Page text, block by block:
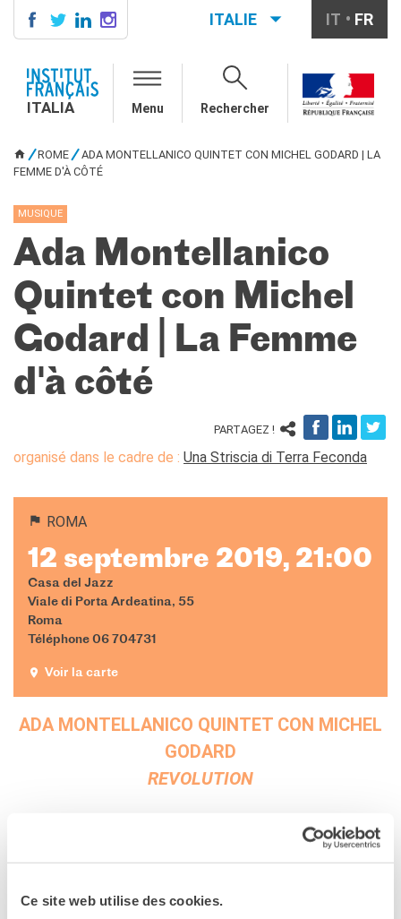
Ce site web utilise des cookies.
ÉCOLE & UNIVERSITÉ
Coopération universitaire
QUI SOMMES-NOUS ?
Contacts
Offres d'emplois/stages
RECHERCHER
ITALIE IT FR
ITALIA Menu Rechercher
VOUS ÊTES ICI
ROME
ADA MONTELLANICO QUINTET CON MICHEL GODARD | LA
FEMME D'À CÔTÉ
MUSIQUE
Ada Montellanico
Quintet con Michel
Godard | La Femme
d'à côté
PARTAGEZ !
organisé dans le cadre de : Una Striscia di Terra Feconda
ROMA
12 septembre 2019, 21:00
Casa del Jazz
Viale di Porta Ardeatina, 55
Roma
Téléphone 06 704731
Voir la carte
ADA MONTELLANICO QUINTET CON MICHEL
GODARD
REVOLUTION
Voce, testi, musiche: Ada Montellanico
Pianoforte: Simone Graziano